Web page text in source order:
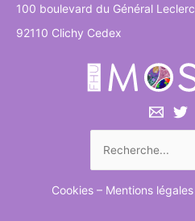
100 boulevard du Général Leclerc
92110 Clichy Cedex
Cookies – Mentions légales